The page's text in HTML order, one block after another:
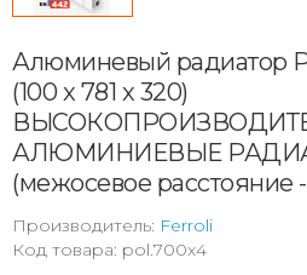
Алюминевый радиатор
(100 x 781 x 320)
АЛЮМИНИЕВЫЕ
(межосевое расстояние
Производитель: Ferroli
Код товара: pol.700x4